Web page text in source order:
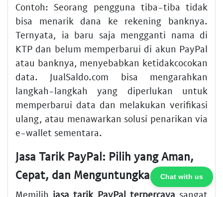
Contoh: Seorang pengguna tiba-tiba tidak
bisa menarik dana ke rekening banknya.
Ternyata, ia baru saja mengganti nama di
KTP dan belum memperbarui di akun PayPal
atau banknya, menyebabkan ketidakcocokan
data. JualSaldo.com bisa mengarahkan
langkah-langkah yang diperlukan untuk
memperbarui data dan melakukan verifikasi
ulang, atau menawarkan solusi penarikan via
e-wallet sementara.
Jasa Tarik PayPal: Pilih yang Aman,
Cepat, dan Menguntungkan
Memilih jasa tarik PayPal terpercaya sangat
Chat with us